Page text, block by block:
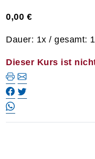
0,00 €
Dauer: 1x / gesamt:
Dieser Kurs ist